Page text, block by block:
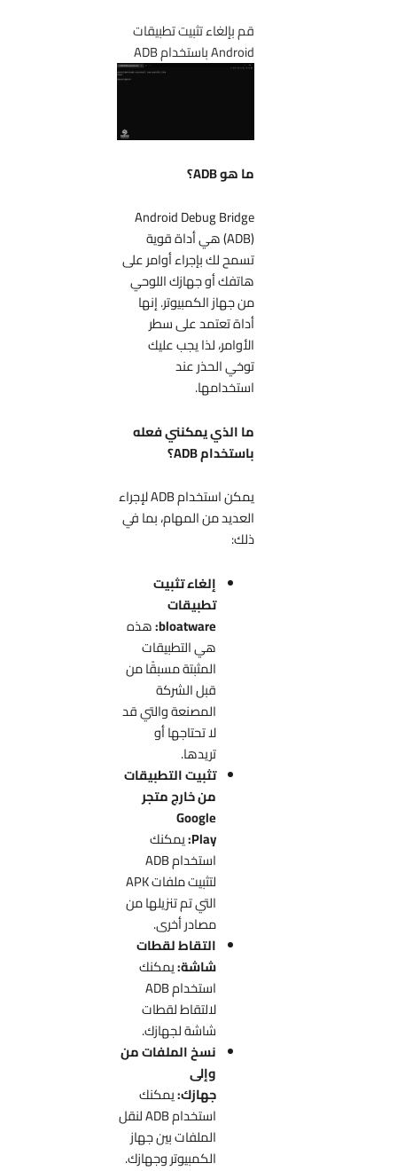
قم بإلغاء تثبيت تطبيقات
Android باستخدام ADB
Android Debug Bridge
(ADB) هي أداة قوية
تسمح لك بإجراء أوامر على
هاتفك أو جهازك اللوحي
من جهاز الكمبيوتر. إنها
أداة تعتمد على سطر
الأوامر، لذا يجب عليك
توخي الحذر عند
استخدامها.
ما الذي يمكنني فعله
باستخدام ADB؟
يمكن استخدام ADB لإجراء
العديد من المهام، بما في
إلغاء تثبيت
تطبيقات
bloatware:هذه
هي التطبيقات
المثبتة مسبقًا من
قبل الشركة
المصنعة والتي قد
لا تحتاجها أو
تثبيت التطبيقات
من خارج متجر
Google
يمكنك
استخدام ADB
لتثبيت ملفات APK
التي تم تنزيلها من
مصادر أخرى.
التقاط لقطات
يمكنك
استخدام ADB
لالتقاط لقطات
شاشة لجهازك.
نسخ الملفات من
يمكنك
استخدام ADB لنقل
الملفات بين جهاز
الكمبيوتر وجهازك.